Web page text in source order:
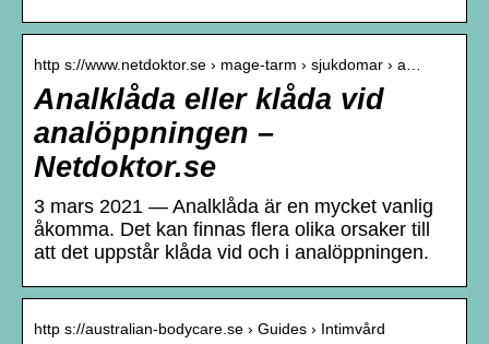
http s://www.netdoktor.se › mage-tarm › sjukdomar › a…
Analklåda eller klåda vid
analöppningen –
Netdoktor.se
3 mars 2021 — Analklåda är en mycket vanlig
åkomma. Det kan finnas flera olika orsaker till
att det uppstår klåda vid och i analöppningen.
http s://australian-bodycare.se › Guides › Intimvård